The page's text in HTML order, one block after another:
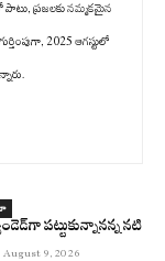
ప్రజలకు నమ్మకమైన
2025 ఆగస్టులో
పట్టుకున్నానన్న నటి
August 9, 2026